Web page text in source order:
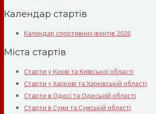
Календар стартів
Календар спортивних івентів 2026
Міста стартів
Старти у Києві та Київської області
Старти у Харкові та Харківській області
Старти в Одесі та Одеській області
Старти в Суми та Сумській області